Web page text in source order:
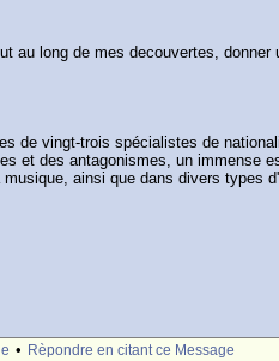
au long de mes decouvertes,
de vingt-trois spécialistes de
et des antagonismes, un immense
ainsi que dans divers types
• Rèpondre en citant ce Message